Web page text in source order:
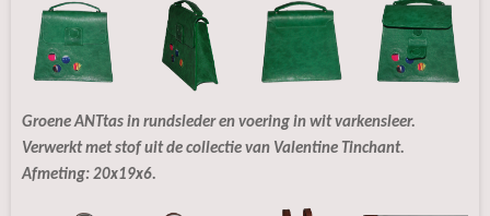
Groene ANTtas in rundsleder en voering in wit varkensleer.
Verwerkt met stof uit de collectie van Valentine Tinchant.
Afmeting: 20x19x6.